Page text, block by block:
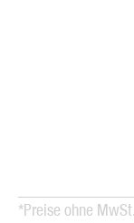
*Preise ohne